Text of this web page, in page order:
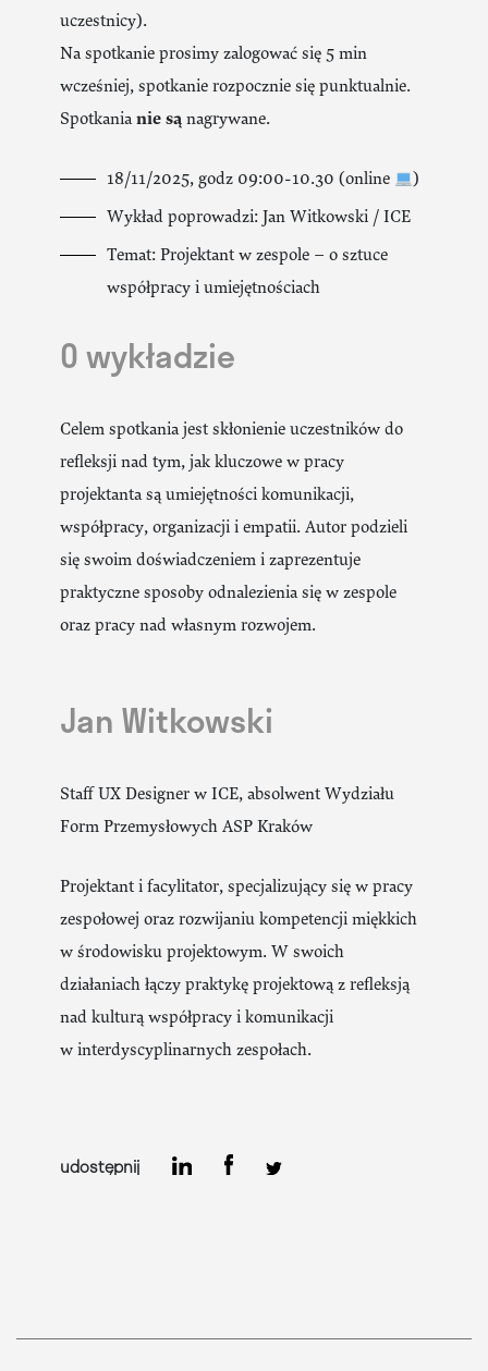
uczestnicy).
Na spotkanie prosimy zalogować się 5 min
wcześniej, spotkanie rozpocznie się punktualnie.
Spotkanianie są nagrywane.
18/11/2025, godz 09:00-10.30 (online
)
Wykład poprowadzi: Jan Witkowski / ICE
Temat: Projektant w zespole – o sztuce
współpracy i umiejętnościach
O wykładzie
Celem spotkania jest skłonienie uczestników do
refleksji nad tym, jak kluczowe w pracy
projektanta są umiejętności komunikacji,
współpracy, organizacji i empatii. Autor podzieli
się swoim doświadczeniem i zaprezentuje
praktyczne sposoby odnalezienia się w zespole
oraz pracy nad własnym rozwojem.
Jan Witkowski
Staff UX Designer w ICE, absolwent Wydziału
Form Przemysłowych ASP Kraków
Projektant i facylitator, specjalizujący się w pracy
zespołowej oraz rozwijaniu kompetencji miękkich
w środowisku projektowym. W swoich
działaniach łączy praktykę projektową z refleksją
nad kulturą współpracy i komunikacji
w interdyscyplinarnych zespołach.
udostępnij